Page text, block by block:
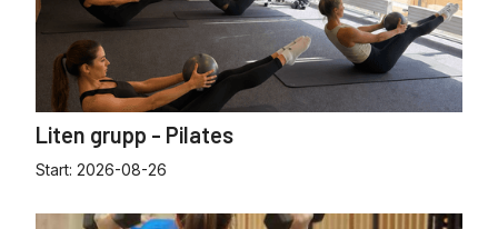
Liten grupp - Pilates
Start: 2026-08-26